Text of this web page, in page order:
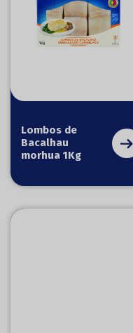
Lombos de
Bacalhau
morhua 1Kg